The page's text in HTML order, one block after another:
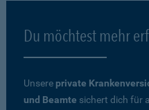
Du möchtest mehr
Unsere private
und Beamte sichert dich für